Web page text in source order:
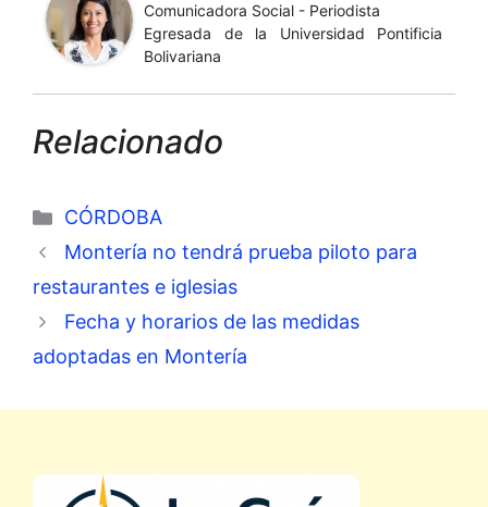
Comunicadora Social - Periodista
Egresada de la Universidad Pontificia
Bolivariana
Relacionado
Categorías
CÓRDOBA
Montería no tendrá prueba piloto para
restaurantes e iglesias
Fecha y horarios de las medidas
adoptadas en Montería